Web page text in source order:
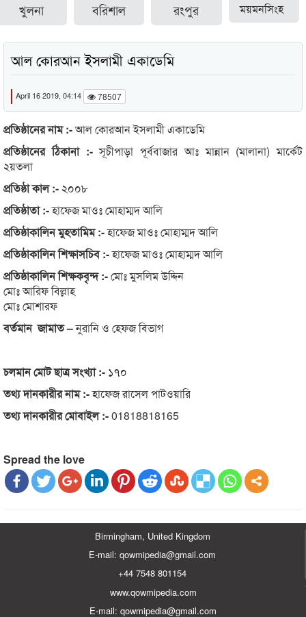
খুলনা বরিশাল রংপুর ময়মনসিংহ
আল কোরআন ইসলামী একাডেমি
April 16 2019, 04:14 78507
প্রতিষ্ঠানের নাম :-আল কোরআন ইসলামী একাডেমি
প্রতিষ্ঠানের ঠিকানা :-সূচীপাড়া পূর্ববাজার আঃ মান্নান (মালানা) মার্কেট
২য়তলা
প্রতিষ্ঠা কাল :- ২০০৮
প্রতিষ্ঠাতা :-হাফেজ মাওঃ মোহাম্মদ আলি
প্রতিষ্ঠাকালিন মুহতামিম :-হাফেজ মাওঃ মোহাম্মদ আলি
প্রতিষ্ঠাকালিন শিক্ষাসচিব :-হাফেজ মাওঃ মোহাম্মদ আলি
প্রতিষ্ঠাকালিন শিক্ষকবৃন্দ :-মোঃ মুসলিম উদ্দিন
মোঃ আরিফ বিল্লাহ
মোঃ মোশারফ
বর্তমান জামাত –নুরানি ও হেফজ বিভাগ
চলমান মোট ছাত্র সংখ্যা :- ১৭০
তথ্য দানকারীর নাম :-হাফেজ রাসেল পাটওয়ারি
তথ্য দানকারীর মোবাইল :-01818818165
Spread the love
Birmingham, United Kingdom
E-mail: qowmipedia@gmail.com
+44 7548 801154
www.qowmipedia.com
E-mail: qowmipedia@gmail.com